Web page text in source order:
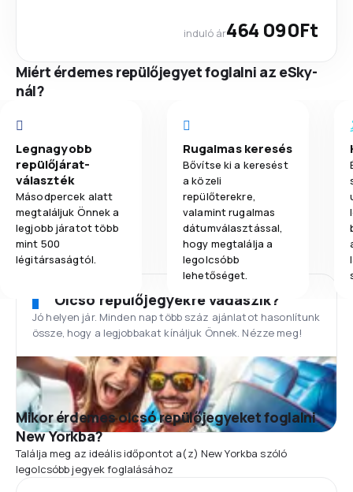
induló ár464 090Ft
Miért érdemes repülőjegyet foglalni az eSky-
nál?
Legnagyobb
repülőjárat-
választék
Másodpercek alatt
megtaláljuk Önnek a
legjobb járatot több
mint 500
légitársaságtól.
Rugalmas keresés
Bővítse ki a keresést
a közeli
repülőterekre,
valamint rugalmas
dátumválasztással,
hogy megtalálja a
legolcsóbb
lehetőséget.
Olcsó repülőjegyekre vadászik?
Jó helyen jár. Minden nap több száz ajánlatot hasonlítunk
össze, hogy a legjobbakat kínáljuk Önnek. Nézze meg!
Mikor érdemes olcsó repülőjegyeket foglalni
New Yorkba?
Találja meg az ideális időpontot a(z) New Yorkba szóló
legolcsóbb jegyek foglalásához